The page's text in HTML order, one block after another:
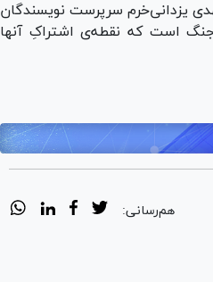
یزدانی‌خرم سرپرست نویسندگان
است که نقطه‌ی اشتراکِ آنها
هم‌رسانی: